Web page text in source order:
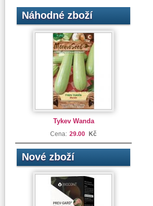
Náhodné zboží
Tykev Wanda
Cena: 29.00 Kč
Nové zboží